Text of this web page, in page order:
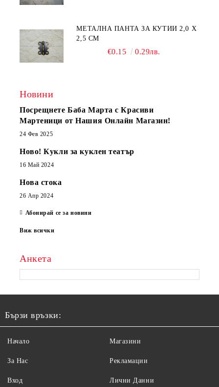
МЕТАЛНА ПАНТА ЗА КУТИИ 2,0 Х
2,5 СМ
€0.15 0.29лв.
Новини
Посрещнете Баба Марта с Красиви
Мартеници от Нашия Онлайн Магазин!
24 Фев 2025
Ново! Кукли за куклен театър
16 Май 2024
Нова стока
26 Апр 2024
Абонирай се за новини
Виж всички
Анкета
Бързи връзки:
Начало
За Нас
Вход
Магазини
Рекламации
Лични Данни